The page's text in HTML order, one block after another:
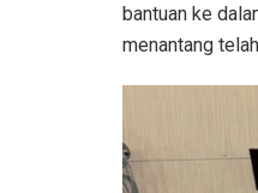
bantuan ke
menantang